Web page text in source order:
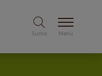
Suche Menü